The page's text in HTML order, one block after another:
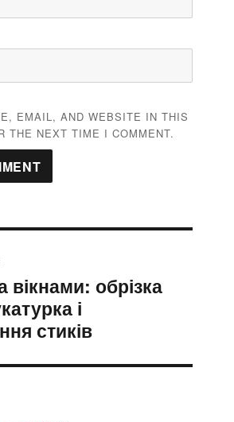
EMAIL, AND WEBSITE IN THIS
THE NEXT TIME I COMMENT.
вікнами: обрізка
і
стиків